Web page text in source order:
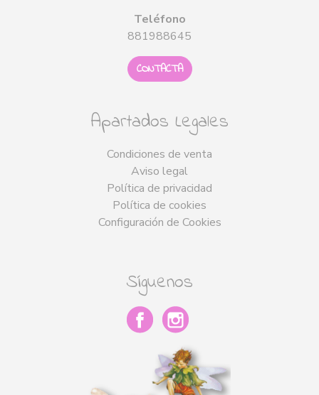
Teléfono
881988645
CONTACTA
Apartados Legales
Condiciones de venta
Aviso legal
Política de privacidad
Política de cookies
Configuración de Cookies
Síguenos